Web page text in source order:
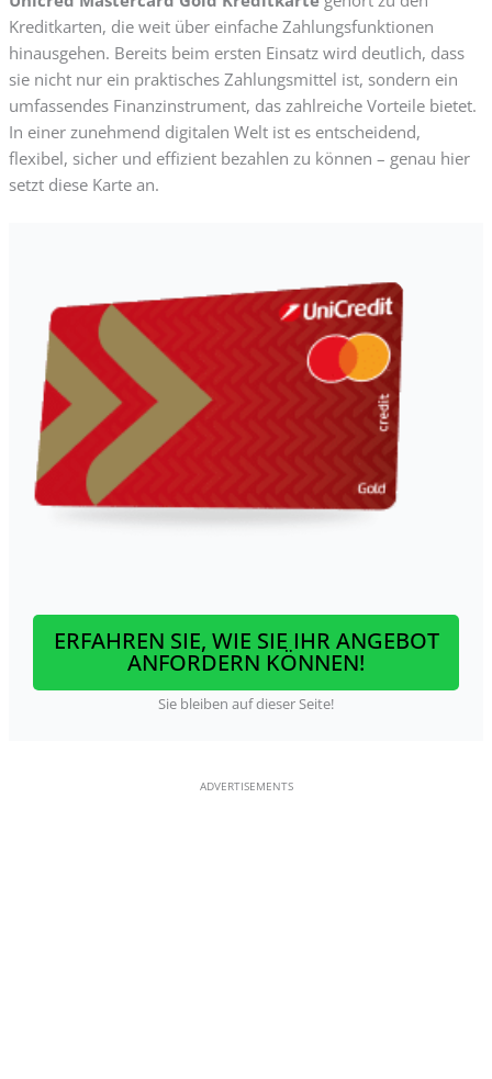
Kreditkarten, die weit über einfache Zahlungsfunktionen
hinausgehen. Bereits beim ersten Einsatz wird deutlich, dass
sie nicht nur ein praktisches Zahlungsmittel ist, sondern ein
umfassendes Finanzinstrument, das zahlreiche Vorteile bietet.
In einer zunehmend digitalen Welt ist es entscheidend,
flexibel, sicher und effizient bezahlen zu können – genau hier
setzt diese Karte an.
ERFAHREN SIE, WIE SIE IHR ANGEBOT
ANFORDERN KÖNNEN!
Sie bleiben auf dieser Seite!
ADVERTISEMENTS